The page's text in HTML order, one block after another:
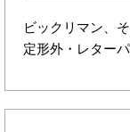
ビックリマン、
定形外・レター